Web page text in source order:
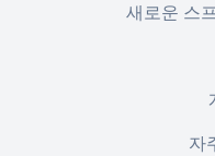
새로운 스
자